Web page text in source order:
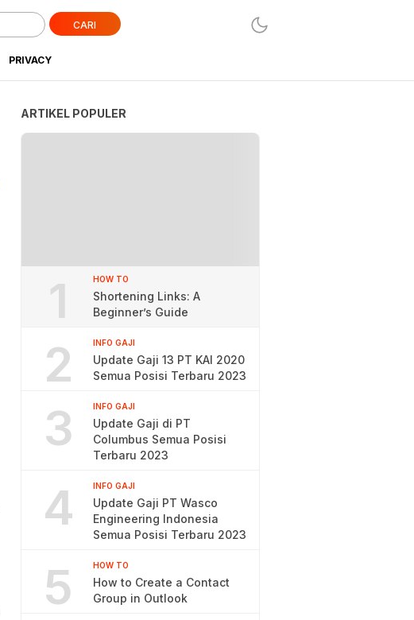
CARI
PRIVACY
ARTIKEL POPULER
1 HOW TO
Shortening Links: A
Beginner’s Guide
2 INFO GAJI
Update Gaji 13 PT KAI 2020
Semua Posisi Terbaru 2023
3 INFO GAJI
Update Gaji di PT
Columbus Semua Posisi
Terbaru 2023
4 INFO GAJI
Update Gaji PT Wasco
Engineering Indonesia
Semua Posisi Terbaru 2023
5 HOW TO
How to Create a Contact
Group in Outlook